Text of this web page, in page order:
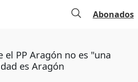
Abonados
PP Aragón no es "una
es Aragón